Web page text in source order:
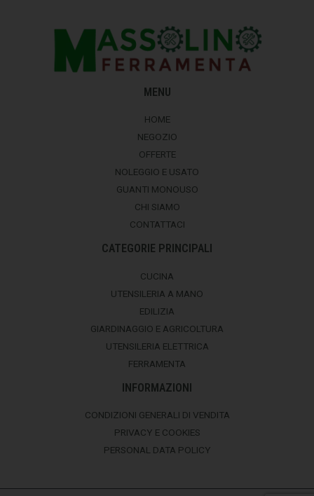
MENU
HOME
NEGOZIO
OFFERTE
NOLEGGIO E USATO
GUANTI MONOUSO
CHI SIAMO
CONTATTACI
CATEGORIE PRINCIPALI
CUCINA
UTENSILERIA A MANO
EDILIZIA
GIARDINAGGIO E AGRICOLTURA
UTENSILERIA ELETTRICA
FERRAMENTA
INFORMAZIONI
CONDIZIONI GENERALI DI VENDITA
PRIVACY E COOKIES
PERSONAL DATA POLICY